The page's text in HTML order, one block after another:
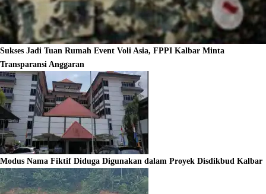
Sukses Jadi Tuan Rumah Event Voli Asia, FPPI Kalbar Minta
Transparansi Anggaran
Modus Nama Fiktif Diduga Digunakan dalam Proyek Disdikbud Kalbar